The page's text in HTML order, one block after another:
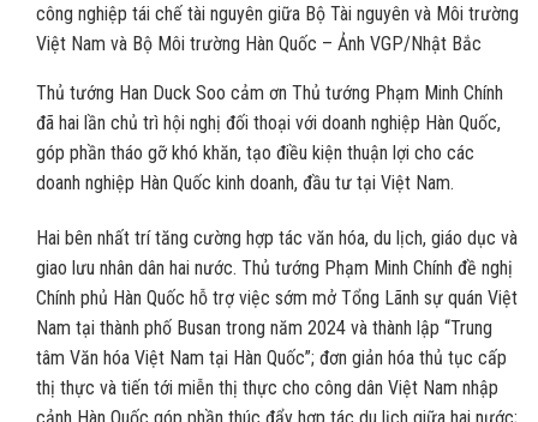
công nghiệp tái chế tài nguyên giữa Bộ Tài nguyên và Môi trường
Việt Nam và Bộ Môi trường Hàn Quốc – Ảnh VGP/Nhật Bắc
Thủ tướng Han Duck Soo cảm ơn Thủ tướng Phạm Minh Chính
đã hai lần chủ trì hội nghị đối thoại với doanh nghiệp Hàn Quốc,
góp phần tháo gỡ khó khăn, tạo điều kiện thuận lợi cho các
doanh nghiệp Hàn Quốc kinh doanh, đầu tư tại Việt Nam.
Hai bên nhất trí tăng cường hợp tác văn hóa, du lịch, giáo dục và
giao lưu nhân dân hai nước. Thủ tướng Phạm Minh Chính đề nghị
Chính phủ Hàn Quốc hỗ trợ việc sớm mở Tổng Lãnh sự quán Việt
Nam tại thành phố Busan trong năm 2024 và thành lập “Trung
tâm Văn hóa Việt Nam tại Hàn Quốc”; đơn giản hóa thủ tục cấp
thị thực và tiến tới miễn thị thực cho công dân Việt Nam nhập
cảnh Hàn Quốc góp phần thúc đẩy hợp tác du lịch giữa hai nước;